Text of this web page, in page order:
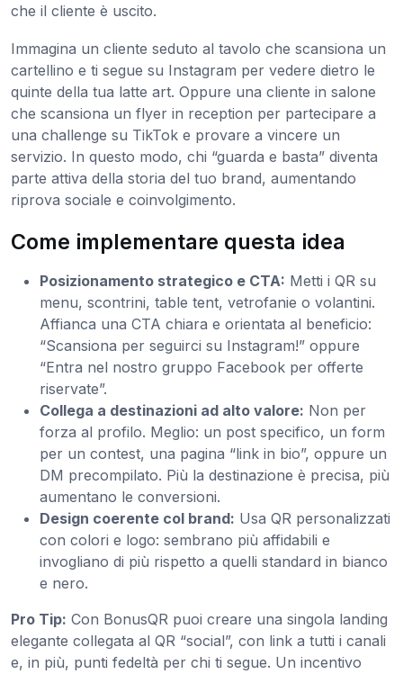
che il cliente è uscito.
Immagina un cliente seduto al tavolo che scansiona un
cartellino e ti segue su Instagram per vedere dietro le
quinte della tua latte art. Oppure una cliente in salone
che scansiona un flyer in reception per partecipare a
una challenge su TikTok e provare a vincere un
servizio. In questo modo, chi “guarda e basta” diventa
parte attiva della storia del tuo brand, aumentando
riprova sociale e coinvolgimento.
Come implementare questa idea
Posizionamento strategico e CTA: Metti i QR su
menu, scontrini, table tent, vetrofanie o volantini.
Affianca una CTA chiara e orientata al beneficio:
“Scansiona per seguirci su Instagram!” oppure
“Entra nel nostro gruppo Facebook per offerte
riservate”.
Collega a destinazioni ad alto valore: Non per
forza al profilo. Meglio: un post specifico, un form
per un contest, una pagina “link in bio”, oppure un
DM precompilato. Più la destinazione è precisa, più
aumentano le conversioni.
Design coerente col brand: Usa QR personalizzati
con colori e logo: sembrano più affidabili e
invogliano di più rispetto a quelli standard in bianco
e nero.
Pro Tip: Con BonusQR puoi creare una singola landing
elegante collegata al QR “social”, con link a tutti i canali
e, in più, punti fedeltà per chi ti segue. Un incentivo